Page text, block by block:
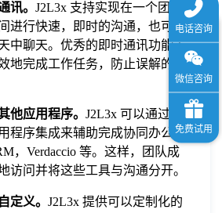
讯。 J2L3x 支持实现在一个团队
进行快速，即时的沟通，也可以
中聊天。优秀的即时通讯功能支
地完成工作任务，防止误解的产
他应用程序。 J2L3x 可以通过与
程序集成来辅助完成协同办公。
，Verdaccio 等。这样，团队成
访问并将这些工具与沟通分开。
定义。 J2L3x 提供可以定制化的